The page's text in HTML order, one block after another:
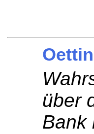
über
Bank